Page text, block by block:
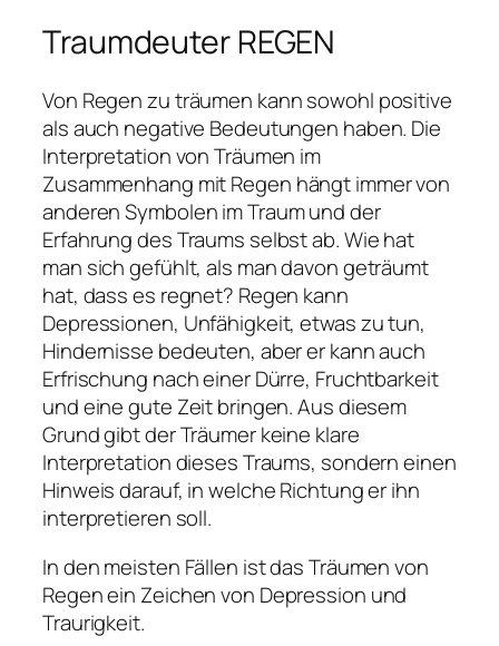
Traumdeuter REGEN
Von Regen zu träumen kann sowohl positive
als auch negative Bedeutungen haben. Die
Interpretation von Träumen im
Zusammenhang mit Regen hängt immer von
anderen Symbolen im Traum und der
Erfahrung des Traums selbst ab. Wie hat
man sich gefühlt, als man davon geträumt
hat, dass es regnet? Regen kann
Depressionen, Unfähigkeit, etwas zu tun,
Hindernisse bedeuten, aber er kann auch
Erfrischung nach einer Dürre, Fruchtbarkeit
und eine gute Zeit bringen. Aus diesem
Grund gibt der Träumer keine klare
Interpretation dieses Traums, sondern einen
Hinweis darauf, in welche Richtung er ihn
interpretieren soll.
In den meisten Fällen ist das Träumen von
Regen ein Zeichen von Depression und
Traurigkeit.